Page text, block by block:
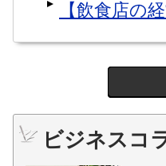
【飲食店の
ビジネスコ